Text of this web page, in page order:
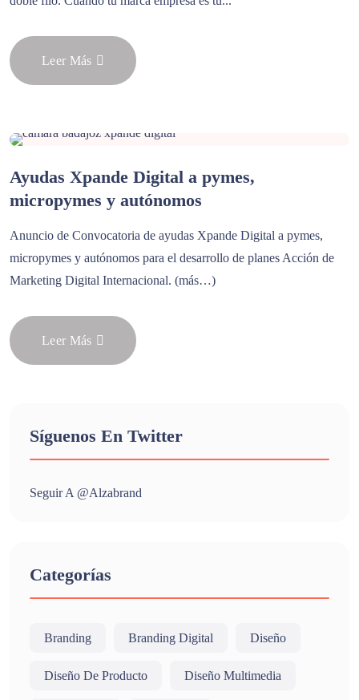
Leer Más
Ayudas Xpande Digital a pymes,
micropymes y autónomos
Anuncio de Convocatoria de ayudas Xpande Digital a pymes,
micropymes y autónomos para el desarrollo de planes Acción de
Marketing Digital Internacional. (más…)
Leer Más
Síguenos En Twitter
Seguir A @alzabrand
Categorías
Branding Branding Digital Diseño
Diseño De Producto Diseño Multimedia